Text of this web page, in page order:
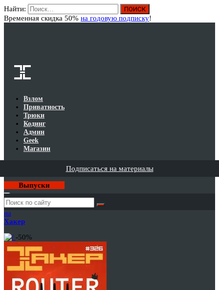
Найти:
Временная скидка 50% на годовую подписку!
Взлом
Приватность
Трюки
Кодинг
Админ
Geek
Магазин
Подписаться на материалы
Выпуски
Годовая
подписка
на
Хакер
-50%